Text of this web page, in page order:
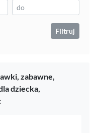
Filtruj
zabawne,
dziecka,